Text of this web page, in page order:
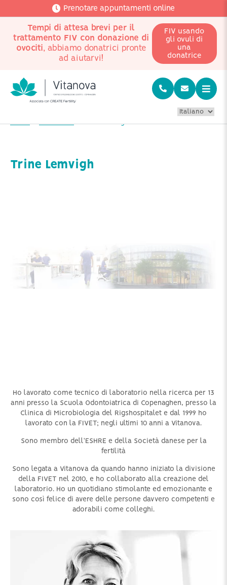
Prenotare appuntamenti online
Tempi di attesa brevi per il
trattamento FIV con donazione di
ovociti, abbiamo donatrici pronte
ad aiutarvi!
FIV usando
gli ovuli di
una
donatrice
Home Chi siamo? Trine Lemvigh
Trine Lemvigh
Ho lavorato come tecnico di laboratorio nella ricerca per 13
anni presso la Scuola Odontoiatrica di Copenaghen, presso la
Clinica di Microbiologia del Rigshospitalet e dal 1999 ho
lavorato con la FIVET; negli ultimi 10 anni a Vitanova.
Sono membro dell'ESHRE e della Società danese per la
fertilità
Sono legata a Vitanova da quando hanno iniziato la divisione
della FIVET nel 2010, e ho collaborato alla creazione del
laboratorio. Ho un quotidiano stimolante ed emozionante e
sono così felice di avere delle persone davvero competenti e
adorabili come colleghi.